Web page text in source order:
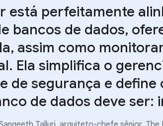
está perfeitamente
bancos de dados,
assim como
Ela simplifica o
de segurança e define
de dados deve ser: